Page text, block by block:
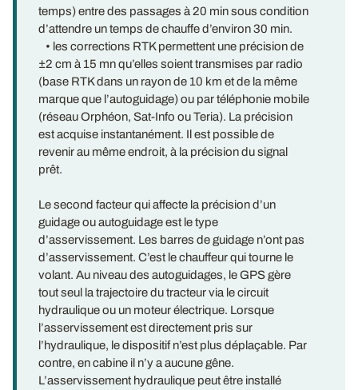
temps) entre des passages à 20 min sous condition
d’attendre un temps de chauffe d’environ 30 min.
• les corrections RTK permettent une précision de
±2 cm à 15 mn qu’elles soient transmises par radio
(base RTK dans un rayon de 10 km et de la même
marque que l’autoguidage) ou par téléphonie mobile
(réseau Orphéon, Sat-Info ou Teria). La précision
est acquise instantanément. Il est possible de
revenir au même endroit, à la précision du signal
prêt.
Le second facteur qui affecte la précision d’un
guidage ou autoguidage est le type
d’asservissement. Les barres de guidage n’ont pas
d’asservissement. C’est le chauffeur qui tourne le
volant. Au niveau des autoguidages, le GPS gère
tout seul la trajectoire du tracteur via le circuit
hydraulique ou un moteur électrique. Lorsque
l’asservissement est directement pris sur
l’hydraulique, le dispositif n’est plus déplaçable. Par
contre, en cabine il n’y a aucune gêne.
L’asservissement hydraulique peut être installé